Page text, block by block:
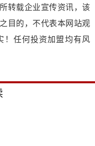
转载企业宣传资讯，该
目的，不代表本网站观
！任何投资加盟均有风